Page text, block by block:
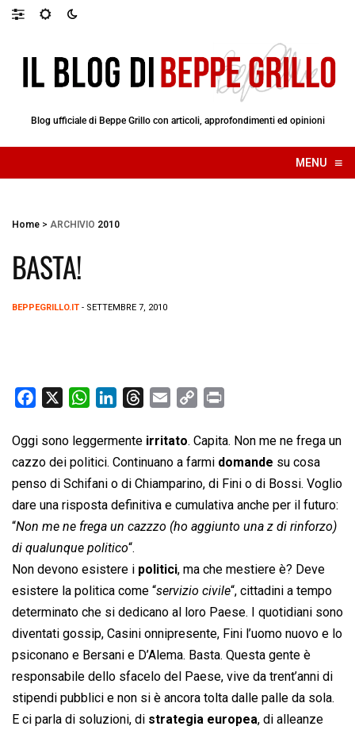
Blog ufficiale di Beppe Grillo con articoli, approfondimenti ed opinioni
MENU ≡
☰
Home > ARCHIVIO 2010
BASTA!
BEPPEGRILLO.IT - SETTEMBRE 7, 2010
c
e
b
o
o
k
W
a
t
s
A
p
p
n
k
e
d
I
n
r
e
a
d
s
a
i
l
p
y
L
i
n
i
n
t
Oggi sono leggermente irritato. Capita. Non me ne frega un
cazzo dei politici. Continuano a farmi domande su cosa
penso di Schifani o di Chiamparino, di Fini o di Bossi. Voglio
dare una risposta definitiva e cumulativa anche per il futuro:
“Non me ne frega un cazzzo (ho aggiunto una z di rinforzo)
di qualunque politico“.
Non devono esistere i politici, ma che mestiere è? Deve
esistere la politica come “servizio civile“, cittadini a tempo
determinato che si dedicano al loro Paese. I quotidiani sono
diventati gossip, Casini onnipresente, Fini l’uomo nuovo e lo
psiconano e Bersani e D’Alema. Basta. Questa gente è
responsabile dello sfacelo del Paese, vive da trent’anni di
stipendi pubblici e non si è ancora tolta dalle palle da sola.
E ci parla di soluzioni, di strategia europea, di alleanze